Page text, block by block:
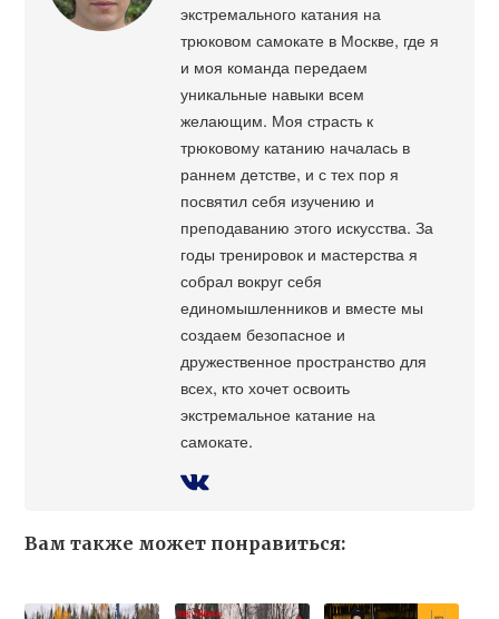
экстремального катания на
трюковом самокате в Москве, где я
и моя команда передаем
уникальные навыки всем
желающим. Моя страсть к
трюковому катанию началась в
раннем детстве, и с тех пор я
посвятил себя изучению и
преподаванию этого искусства. За
годы тренировок и мастерства я
собрал вокруг себя
единомышленников и вместе мы
создаем безопасное и
дружественное пространство для
всех, кто хочет освоить
экстремальное катание на
самокате.
Вам также может понравиться: